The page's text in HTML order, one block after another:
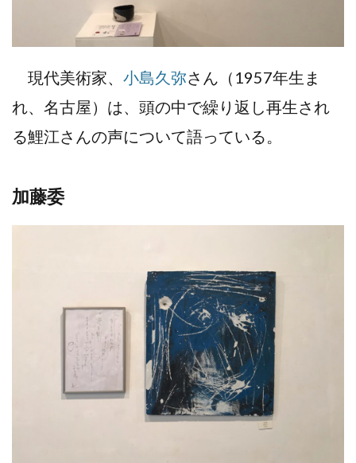
現代美術家、 小島久弥さん（1957年生ま
れ、名古屋）は、頭の中で繰り返し再生され
る鯉江さんの声について語っている。
加藤委